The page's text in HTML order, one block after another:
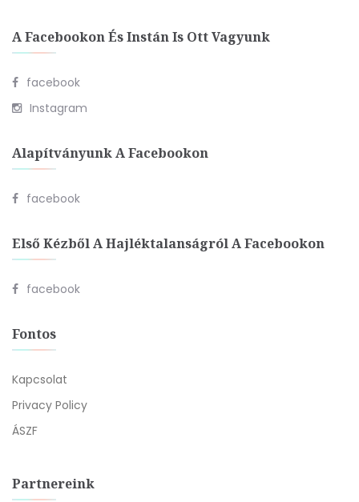
A Facebookon És Instán Is Ott Vagyunk
facebook
Instagram
Alapítványunk A Facebookon
facebook
Első Kézből A Hajléktalanságról A Facebookon
facebook
Fontos
Kapcsolat
Privacy Policy
ÁSZF
Partnereink